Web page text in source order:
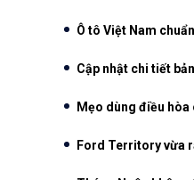
Ô tô Việt Nam
Cập nhật chi tiết
Mẹo dùng điều
Ford Territory vừa